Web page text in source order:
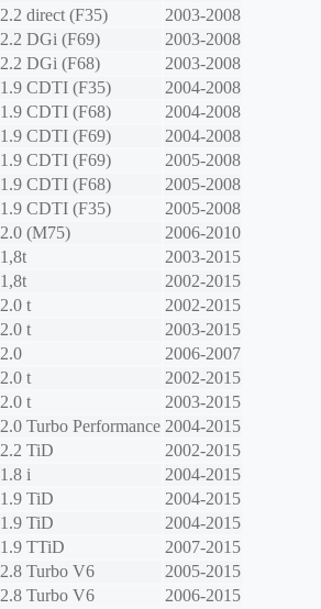
2.2 direct (F35)
2003-2008
2.2 DGi (F69)
2003-2008
2.2 DGi (F68)
2003-2008
1.9 CDTI (F35)
2004-2008
1.9 CDTI (F68)
2004-2008
1.9 CDTI (F69)
2004-2008
1.9 CDTI (F69)
2005-2008
1.9 CDTI (F68)
2005-2008
1.9 CDTI (F35)
2005-2008
2.0 (M75)
2006-2010
1,8t
2003-2015
1,8t
2002-2015
2.0 t
2002-2015
2.0 t
2003-2015
2.0
2006-2007
2.0 t
2002-2015
2.0 t
2003-2015
2.0 Turbo Performance 2004-2015
2.2 TiD
2002-2015
1.8 i
2004-2015
1.9 TiD
2004-2015
1.9 TiD
2004-2015
1.9 TTiD
2007-2015
2.8 Turbo V6
2005-2015
2.8 Turbo V6
2006-2015